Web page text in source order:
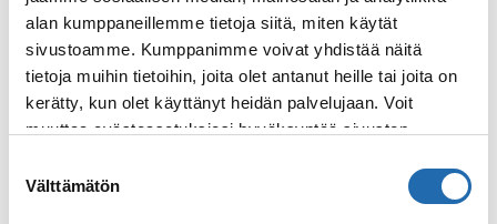
alan kumppaneillemme tietoja siitä, miten käytät
sivustoamme. Kumppanimme voivat yhdistää näitä
tietoja muihin tietoihin, joita olet antanut heille tai joita on
kerätty, kun olet käyttänyt heidän palvelujaan. Voit
muuttaa evästeasetuksiesi hyväksyntää sivuston
valinta
Välttämätön
edullisempaan hintaan kuin jos ostaisit
kaikki pakettiin sisältyvät palvelut
erikseen.
Lue lisää
: Mikä ihmeen etupaketti?